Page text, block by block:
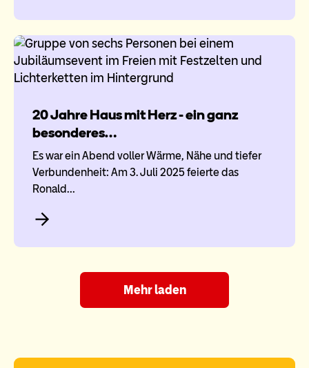
20 Jahre Haus mit Herz - ein ganz
besonderes…
Es war ein Abend voller Wärme, Nähe und tiefer
Verbundenheit: Am 3. Juli 2025 feierte das
Ronald…
Mehr laden